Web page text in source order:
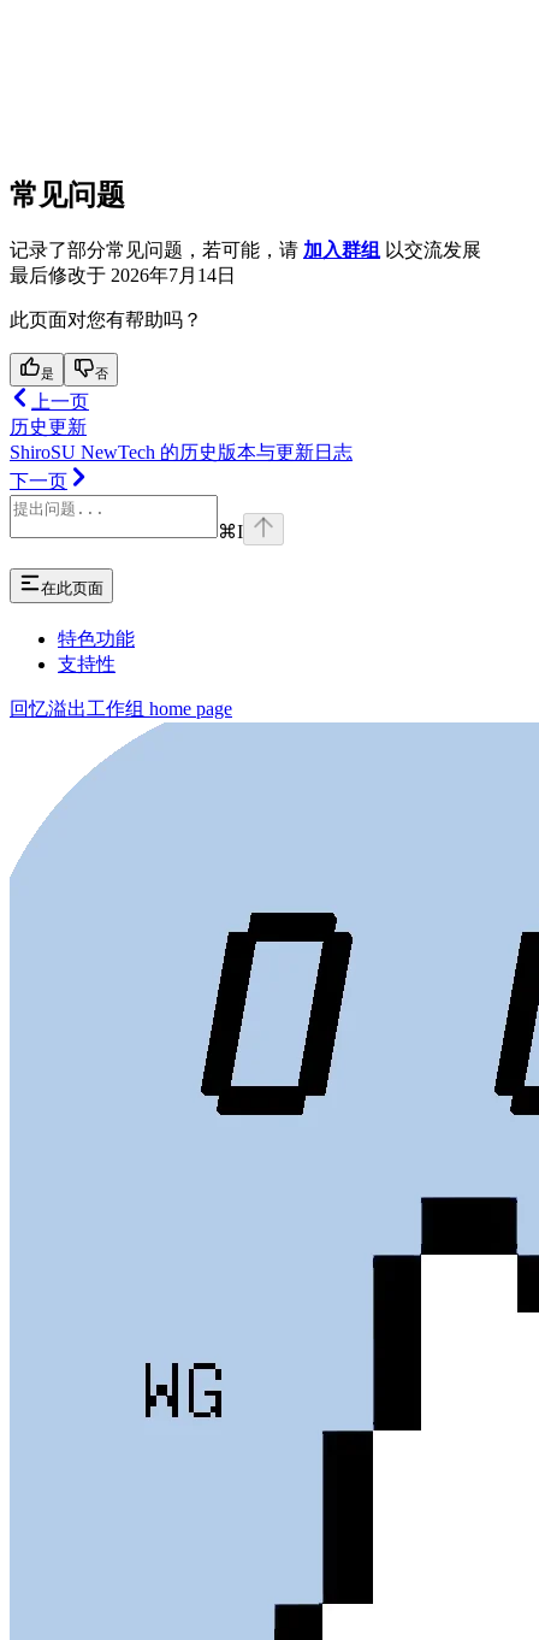
常见问题
记录了部分常见问题，若可能，请 加入群组 以交流发展
最后修改于 2026年7月14日
此页面对您有帮助吗？
是 否
上一页
历史更新
ShiroSU NewTech 的历史版本与更新日志
下一页
⌘I
在此页面
特色功能
支持性
回忆溢出工作组 home page